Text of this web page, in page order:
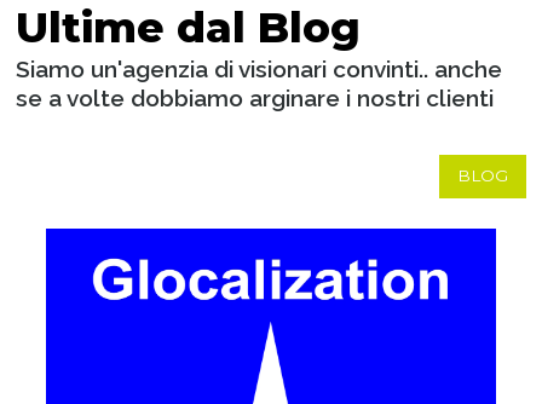
Ultime dal Blog
Siamo un'agenzia di visionari convinti.. anche
se a volte dobbiamo arginare i nostri clienti
BLOG